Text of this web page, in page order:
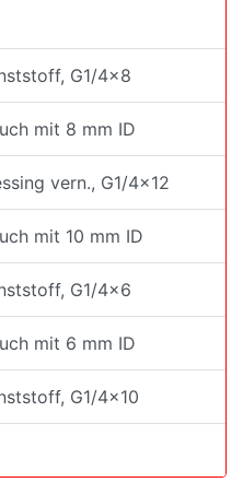
G1/4x8
mit 8 mm ID
vern., G1/4x12
mit 10 mm ID
G1/4x6
mit 6 mm ID
G1/4x10